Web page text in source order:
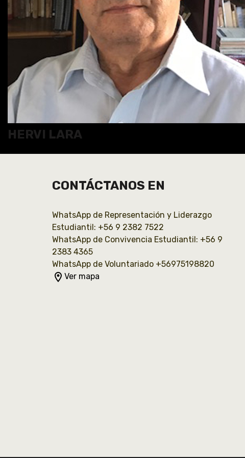
HERVI LARA
CONTÁCTANOS EN
WhatsApp de Representación y Liderazgo
Estudiantil: +56 9 2382 7522
WhatsApp de Convivencia Estudiantil: +56 9
2383 4365
WhatsApp de Voluntariado +56975198820
room Ver mapa